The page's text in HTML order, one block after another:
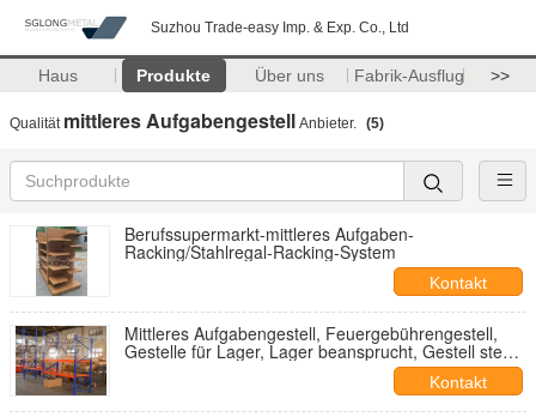
Suzhou Trade-easy Imp. & Exp. Co., Ltd
Haus Produkte Über uns Fabrik-Ausflug >>
Qualität mittleres Aufgabengestell Anbieter. (5)
Berufssupermarkt-mittleres Aufgaben-
Racking/Stahlregal-Racking-System
Kontakt
Mittleres Aufgabengestell, Feuergebührengestell,
Gestelle für Lager, Lager beansprucht, Gestell steht
Kontakt